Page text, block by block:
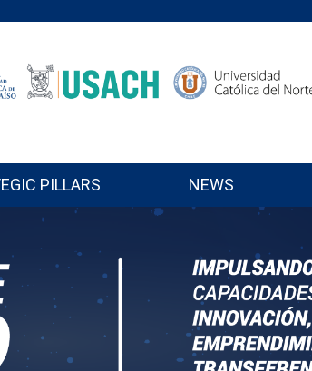
PILLARS NEWS